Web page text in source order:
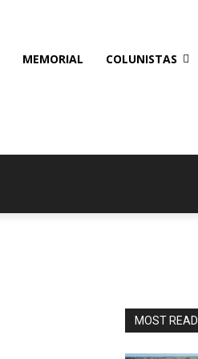
MEMORIAL COLUNISTAS
MOST READ